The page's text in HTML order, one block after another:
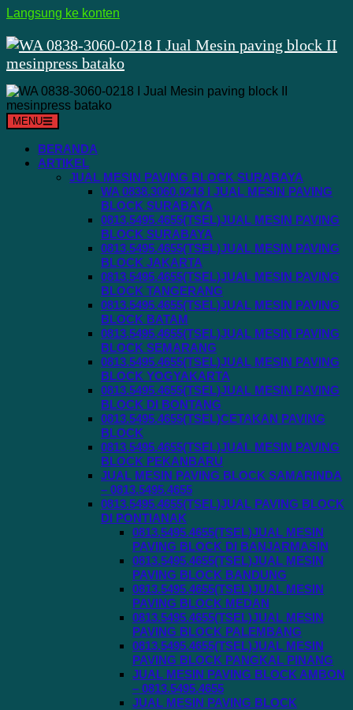
Langsung ke konten
MENU
BERANDA
ARTIKEL
JUAL MESIN PAVING BLOCK SURABAYA
WA 0838.3060.0218 I JUAL MESIN PAVING
BLOCK SURABAYA
0813.5495.4655(TSEL)JUAL MESIN PAVING
BLOCK SURABAYA
0813.5495.4655(TSEL)JUAL MESIN PAVING
BLOCK JAKARTA
0813.5495.4655(TSEL)JUAL MESIN PAVING
BLOCK TANGERANG
0813.5495.4655(TSEL)JUAL MESIN PAVING
BLOCK BATAM
0813.5495.4655(TSEL)JUAL MESIN PAVING
BLOCK SEMARANG
0813.5495.4655(TSEL)JUAL MESIN PAVING
BLOCK YOGYAKARTA
0813.5495.4655(TSEL)JUAL MESIN PAVING
BLOCK DI BONTANG
0813.5495.4655(TSEL)CETAKAN PAVING
BLOCK
0813.5495.4655(TSEL)JUAL MESIN PAVING
BLOCK PEKANBARU
JUAL MESIN PAVING BLOCK SAMARINDA
– 0813.5495.4655
0813.5495.4655(TSEL)JUAL PAVING BLOCK
DI PONTIANAK
0813.5495.4655(TSEL)JUAL MESIN
PAVING BLOCK DI BANJARMASIN
0813.5495.4655(TSEL)JUAL MESIN
PAVING BLOCK BANDUNG
0813.5495.4655(TSEL)JUAL MESIN
PAVING BLOCK MEDAN
0813.5495.4655(TSEL)JUAL MESIN
PAVING BLOCK PALEMBANG
0813.5495.4655(TSEL)JUAL MESIN
PAVING BLOCK PANGKAL PINANG
JUAL MESIN PAVING BLOCK AMBON
– 0813.5495.4655
JUAL MESIN PAVING BLOCK